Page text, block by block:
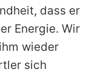
dass er
Energie. Wir
wieder
sich